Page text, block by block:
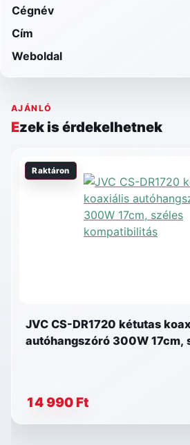
Cégnév
Cím
Weboldal
AJÁNLÓ
Ezek is érdekelhetnek
Raktáron
JVC CS-DR1720 kétutas
autóhangszóró 300W 17cm,
14 990 Ft